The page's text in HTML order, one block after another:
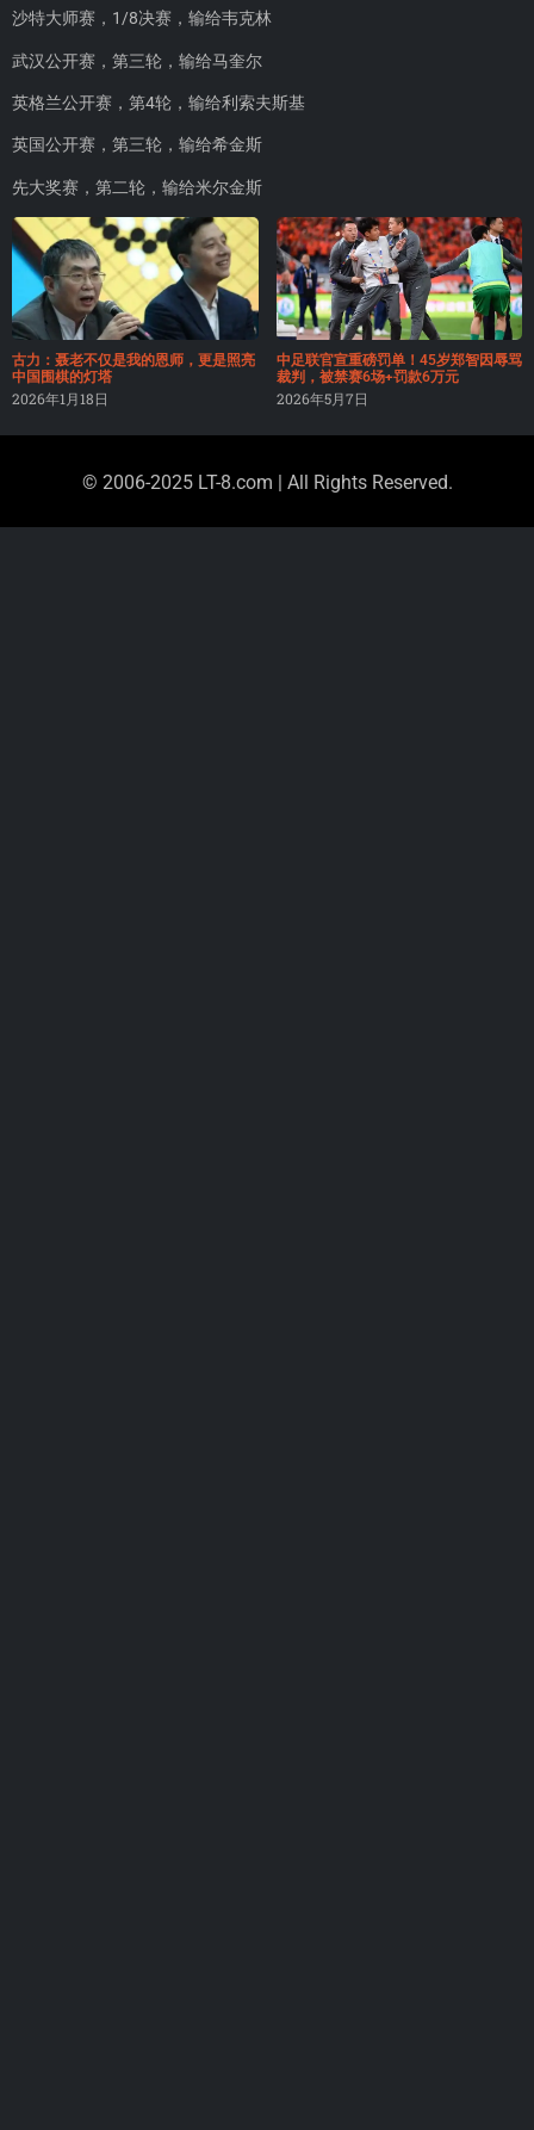
沙特大师赛，1/8决赛，输给韦克林
武汉公开赛，第三轮，输给马奎尔
英格兰公开赛，第4轮，输给利索夫斯基
英国公开赛，第三轮，输给希金斯
先大奖赛，第二轮，输给米尔金斯
古力：聂老不仅是我的恩师，更是照亮
中国围棋的灯塔
2026年1月18日
中足联官宣重磅罚单！45岁郑智因辱骂
裁判，被禁赛6场+罚款6万元
2026年5月7日
© 2006-2025 LT-8.com | All Rights Reserved.